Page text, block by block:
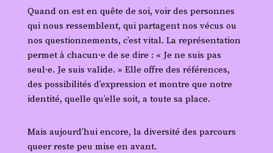
Quand on est en quête de soi, voir des personnes
qui nous ressemblent, qui partagent nos vécus ou
nos questionnements, c’est vital. La représentation
permet à chacun·e de se dire : « Je ne suis pas
seul·e. Je suis valide. » Elle offre des références,
des possibilités d’expression et montre que notre
identité, quelle qu’elle soit, a toute sa place.
Mais aujourd’hui encore, la diversité des parcours
queer reste peu mise en avant.